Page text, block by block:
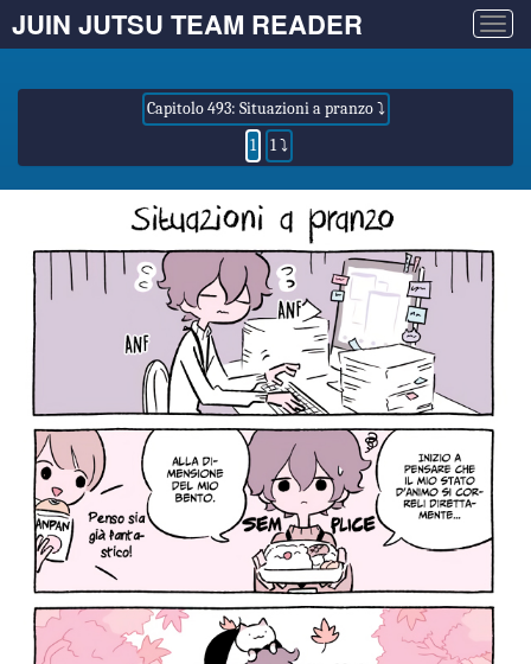
JUIN JUTSU TEAM READER
Capitolo 493: Situazioni a pranzo ⤵
1
1 ⤵